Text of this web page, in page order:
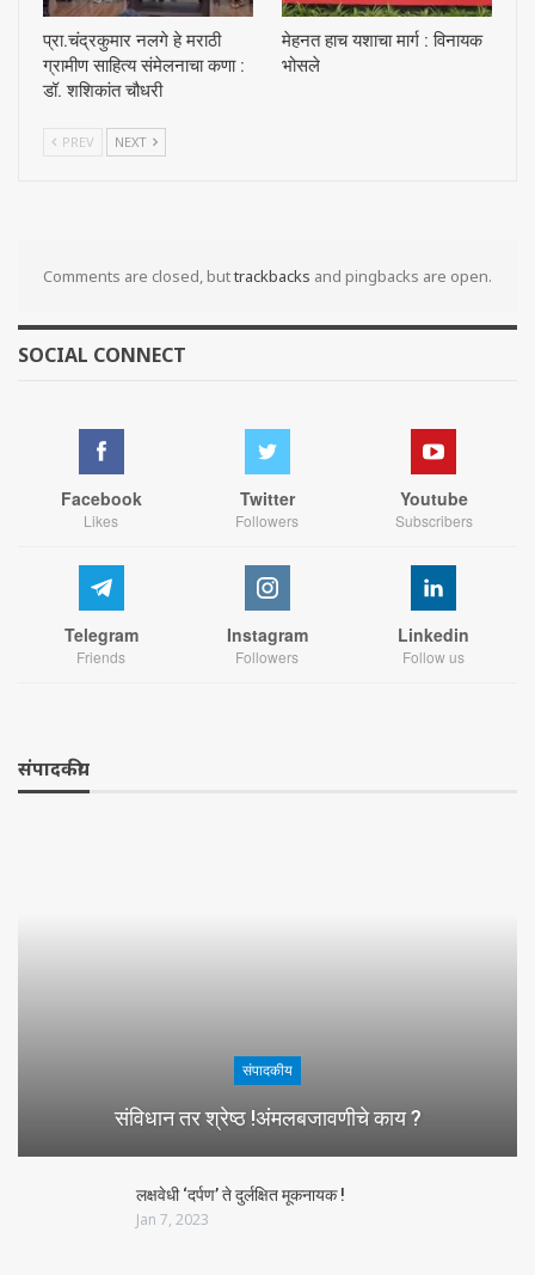
प्रा.चंद्रकुमार नलगे हे मराठी
ग्रामीण साहित्य संमेलनाचा कणा :
डॉ. शशिकांत चौधरी
मेहनत हाच यशाचा मार्ग : विनायक
भोसले
PREV NEXT
Comments are closed, buttrackbacks and pingbacks are open.
SOCIAL CONNECT
Facebook
Likes
Twitter
Followers
Youtube
Subscribers
Telegram
Friends
Instagram
Followers
Linkedin
Follow us
संपादकीय
संपादकीय
संविधान तर श्रेष्ठ !अंमलबजावणीचे काय ?
लक्षवेधी ‘दर्पण’ ते दुर्लक्षित मूकनायक !
Jan 7, 2023